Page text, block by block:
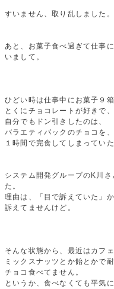
すいません、取り乱しました。
あと、お菓子食べ過ぎて仕事
いまして。
ひどい時は仕事中にお菓子９
とくにチョコレートが好きで
自分でもドン引きしたのは、
バラエティパックのチョコを
１時間で完食してしまってい
システム開発グループのK川
た。
理由は、「目で訴えていた」
訴えてませんけど。
そんな状態から、最近はカフ
ミックスナッツとか飴とかで
チョコ食べてません。
というか、食べなくても平気